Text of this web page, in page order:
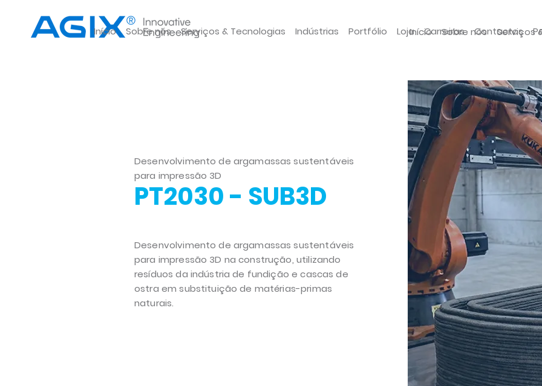
Início Sobre nós Serviços & Tecnologias Indústrias Portfólio Loja Carreiras Contactos
Início Sobre nós Serviços
Desenvolvimento de argamassas sustentáveis
para impressão 3D
PT2030 - SUB3D
Desenvolvimento de argamassas sustentáveis
para impressão 3D na construção, utilizando
resíduos da indústria de fundição e cascas de
ostra em substituição de matérias-primas
naturais.